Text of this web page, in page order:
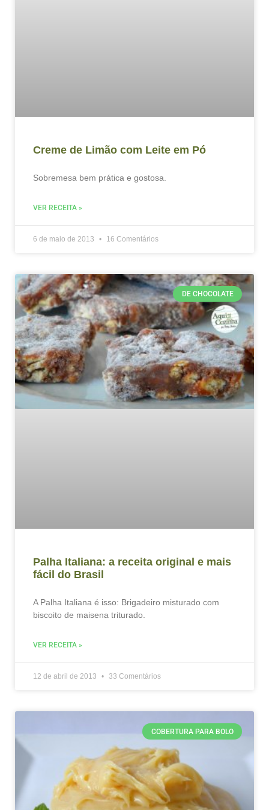
Creme de Limão com Leite em Pó
Sobremesa bem prática e gostosa.
VER RECEITA »
6 de maio de 2013 16 Comentários
DE CHOCOLATE
Palha Italiana: a receita original e mais
fácil do Brasil
A Palha Italiana é isso: Brigadeiro misturado com
biscoito de maisena triturado.
VER RECEITA »
12 de abril de 2013 33 Comentários
COBERTURA PARA BOLO